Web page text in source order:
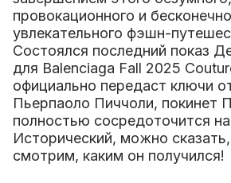
провокационного и бесконечно
увлекательного фэшн-
Состоялся последний показ
для Balenciaga Fall 2025
официально передаст ключи
Пьерпаоло Пиччоли, покинет
полностью сосредоточится
Исторический, можно
смотрим, каким он получился!